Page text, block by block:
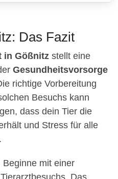
Das Fazit
in Gößnitz stellt eine
Gesundheitsvorsorge
richtige Vorbereitung
Besuchs kann
dass dein Tier die
und Stress für alle
Beginne mit einer
Das